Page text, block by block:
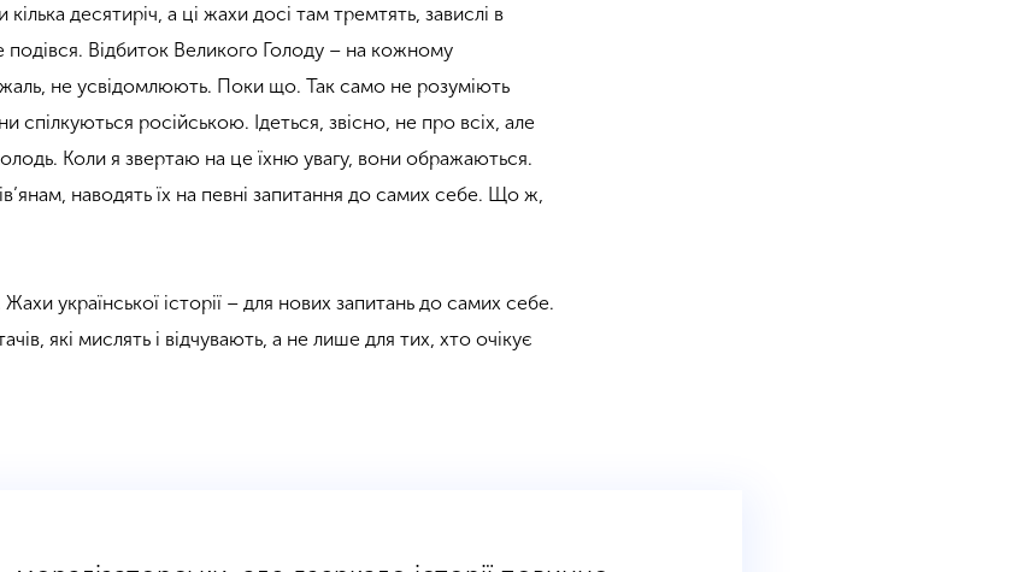
десятиріч, а ці жахи досі там тремтять, завислі в
подівся. Відбиток Великого Голоду – на кожному
жаль, не усвідомлюють. Поки що. Так само не розуміють
спілкуються російською. Ідеться, звісно, не про всіх, але
Коли я звертаю на це їхню увагу, вони ображаються.
наводять їх на певні запитання до самих себе. Що ж,
української історії – для нових запитань до самих себе.
які мислять і відчувають, а не лише для тих, хто очікує